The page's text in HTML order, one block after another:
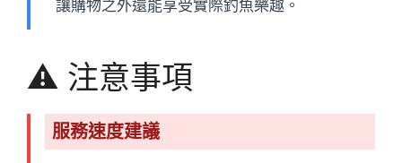
讓購物之外還能享受實際釣魚樂趣。
⚠️ 注意事項
服務速度建議